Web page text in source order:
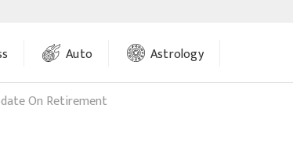
Auto Astrology
On Retirement